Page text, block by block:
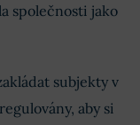
společnosti jako
subjekty v
aby si